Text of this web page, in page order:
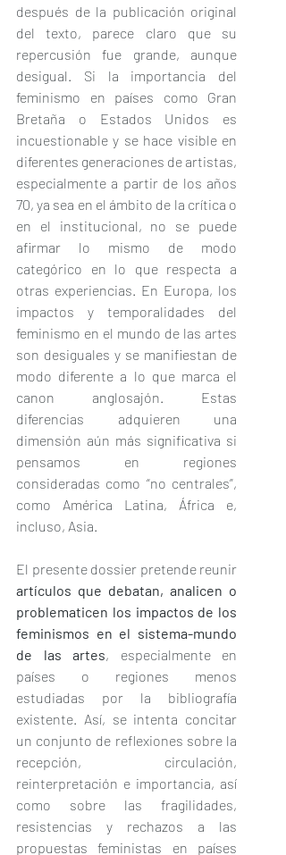
después de la publicación original
del texto, parece claro que su
repercusión fue grande, aunque
desigual. Si la importancia del
feminismo en países como Gran
Bretaña o Estados Unidos es
incuestionable y se hace visible en
diferentes generaciones de artistas,
especialmente a partir de los años
70, ya sea en el ámbito de la crítica o
en el institucional, no se puede
afirmar lo mismo de modo
categórico en lo que respecta a
otras experiencias. En Europa, los
impactos y temporalidades del
feminismo en el mundo de las artes
son desiguales y se manifiestan de
modo diferente a lo que marca el
canon anglosajón. Estas
diferencias adquieren una
dimensión aún más significativa si
pensamos en regiones
consideradas como “no centrales”,
como América Latina, África e,
incluso, Asia.
artículos que debatan, analicen o
problematicen los impactos de los
feminismos en el sistema-mundo
de las artes, especialmente en
países o regiones menos
estudiadas por la bibliografía
existente. Así, se intenta concitar
un conjunto de reflexiones sobre la
recepción, circulación,
reinterpretación e importancia, así
como sobre las fragilidades,
resistencias y rechazos a las
propuestas feministas en países